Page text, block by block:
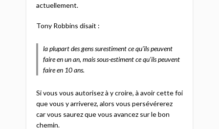
actuellement.
Tony Robbins disait :
la plupart des gens surestiment ce qu’ils peuvent
faire en un an, mais sous-estiment ce qu’ils peuvent
faire en 10 ans.
Si vous vous autorisez à y croire, à avoir cette foi
que vous y arriverez, alors vous persévérerez
car vous saurez que vous avancez sur le bon
chemin.